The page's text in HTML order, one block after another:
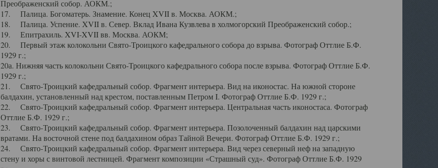
Преображенский собор. АОКМ.;
17. Палица. Богоматерь. Знамение. Конец XVII в. Москва. АОКМ.;
18. Палица. Успение. XVII в. Север. Вклад Ивана Кузвлева в холмогорский Преображенский собор.;
19. Епитрахиль. XVI-XVII вв. Москва. АОКМ;
20. Первый этаж колокольни Свято-Троицкого кафедрального собора до взрыва. Фотограф Оттлие Б.Ф.
1929 г.;
20а. Нижняя часть колокольни Свято-Троицкого кафедрального собора после взрыва. Фотограф Оттлие Б.Ф.
1929 г.;
21. Свято-Троицкий кафедральный собор. Фрагмент интерьера. Вид на иконостас. На южной стороне
балдахин, установленный над крестом, поставленным Петром I. Фотограф Оттлие Б.Ф. 1929 г.;
22. Свято-Троицкий кафедральный собор. Фрагмент интерьера. Центральная часть иконостаса. Фотограф
Оттлие Б.Ф. 1929 г.;
23. Свято-Троицкий кафедральный собор. Фрагмент интерьера. Позолоченный балдахин над царскими
вратами. На восточной стене под балдахином образ Тайной Вечери. Фотограф Оттлие Б.Ф. 1929 г.;
24. Свято-Троицкий кафедральный собор. Фрагмент интерьера. Вид через северный неф на западную
стену и хоры с винтовой лестницей. Фрагмент композиции «Страшный суд». Фотограф Оттлие Б.Ф. 1929